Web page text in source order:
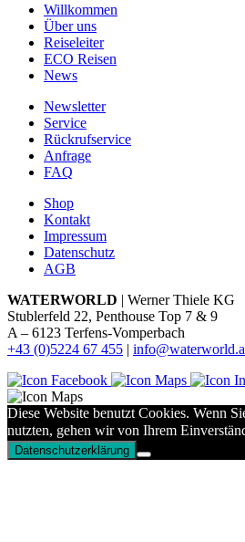
Willkommen
Über uns
Reiseleiter
ECO Reisen
News
Newsletter
Service
Rückrufservice
Anfrage
FAQ
Shop
Kontakt
Impressum
Datenschutz
AGB
WATERWORLD | Werner Thiele KG
Stublerfeld 22, Penthouse Top 7 & 9
A – 6123 Terfens-Vomperbach
+43 (0)5224 67 455 |
Diese Website benutzt Cookies. Wenn
nutzten, gehen wir von Ihrem
Datenschutzerklärung